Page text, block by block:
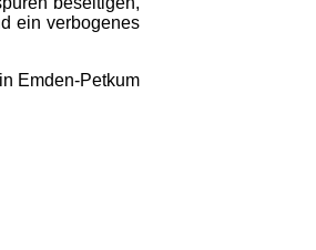
ein verbogenes